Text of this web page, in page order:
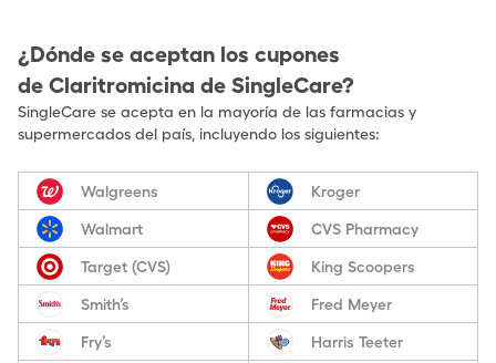
¿Dónde se aceptan los cupones
de Claritromicina de SingleCare?
SingleCare se acepta en la mayoría de las farmacias y
supermercados del país, incluyendo los siguientes:
Walgreens Kroger
Walmart CVS Pharmacy
Target (CVS) King Scoopers
Smith’s Fred Meyer
Fry’s Harris Teeter